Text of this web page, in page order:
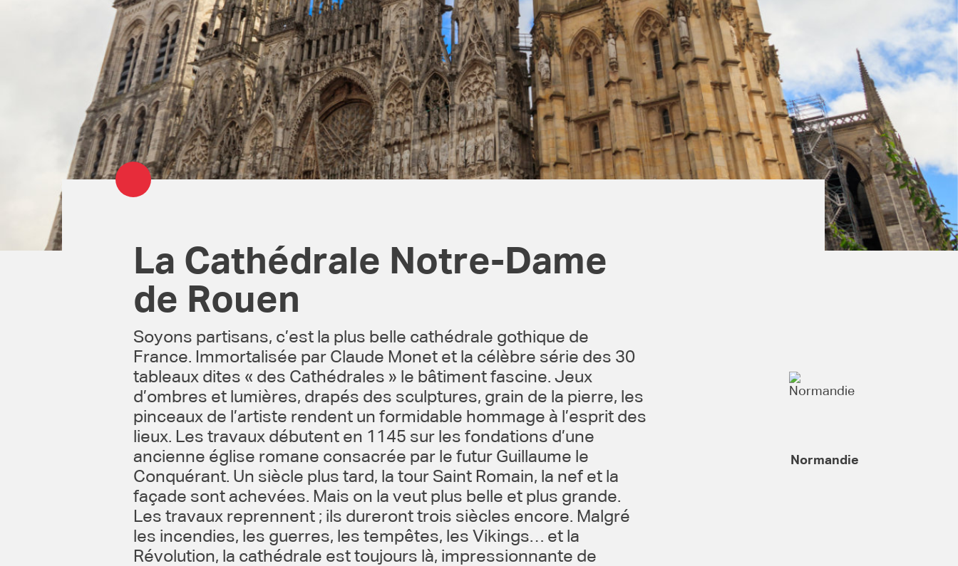
La Cathédrale Notre-Dame
de Rouen
Soyons partisans, c’est la plus belle cathédrale gothique de
France. Immortalisée par Claude Monet et la célèbre série des 30
tableaux dites « des Cathédrales » le bâtiment fascine. Jeux
d’ombres et lumières, drapés des sculptures, grain de la pierre, les
pinceaux de l’artiste rendent un formidable hommage à l’esprit des
lieux. Les travaux débutent en 1145 sur les fondations d’une
ancienne église romane consacrée par le futur Guillaume le
Conquérant. Un siècle plus tard, la tour Saint Romain, la nef et la
façade sont achevées. Mais on la veut plus belle et plus grande.
Les travaux reprennent ; ils dureront trois siècles encore. Malgré
les incendies, les guerres, les tempêtes, les Vikings… et la
Révolution, la cathédrale est toujours là, impressionnante de
Normandie